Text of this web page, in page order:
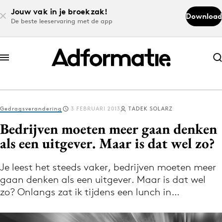
Jouw vak in je broekzak!
De beste leeservaring met de app
Download
Abonneer nu
Abonneer nu
Log in
Volg het laatste nieuws via de Adformatie
Nieuws app
Gedragsverandering 3 FEBRUARI 2013 TADEK SOLARZ
Bedrijven moeten meer gaan denken
als een uitgever. Maar is dat wel zo?
Je leest het steeds vaker, bedrijven moeten meer
gaan denken als een uitgever. Maar is dat wel
zo? Onlangs zat ik tijdens een lunch in…